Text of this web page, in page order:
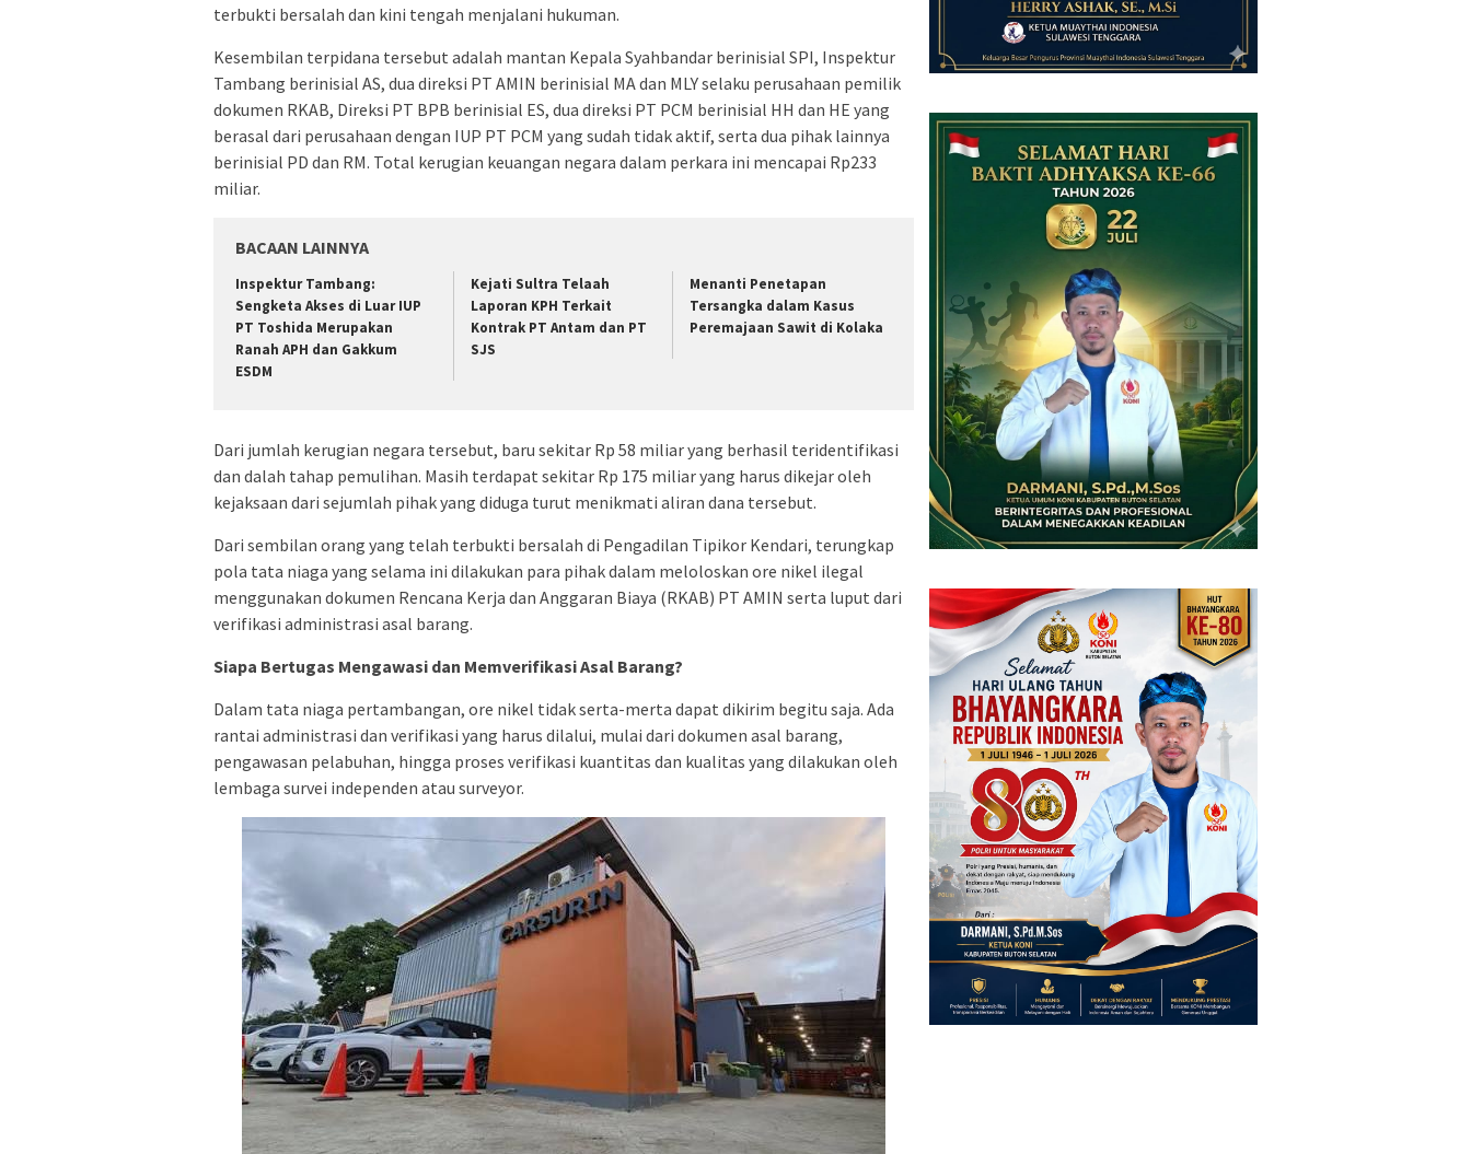
terbukti bersalah dan kini tengah menjalani hukuman.
Kesembilan terpidana tersebut adalah mantan Kepala Syahbandar berinisial SPI, Inspektur
Tambang berinisial AS, dua direksi PT AMIN berinisial MA dan MLY selaku perusahaan pemilik
dokumen RKAB, Direksi PT BPB berinisial ES, dua direksi PT PCM berinisial HH dan HE yang
berasal dari perusahaan dengan IUP PT PCM yang sudah tidak aktif, serta dua pihak lainnya
berinisial PD dan RM. Total kerugian keuangan negara dalam perkara ini mencapai Rp233
miliar.
BACAAN LAINNYA
Inspektur Tambang:
Sengketa Akses di Luar IUP
PT Toshida Merupakan
Ranah APH dan Gakkum
ESDM
Kejati Sultra Telaah
Laporan KPH Terkait
Kontrak PT Antam dan PT
SJS
Menanti Penetapan
Tersangka dalam Kasus
Peremajaan Sawit di Kolaka
Dari jumlah kerugian negara tersebut, baru sekitar Rp 58 miliar yang berhasil teridentifikasi
dan dalah tahap pemulihan. Masih terdapat sekitar Rp 175 miliar yang harus dikejar oleh
kejaksaan dari sejumlah pihak yang diduga turut menikmati aliran dana tersebut.
Dari sembilan orang yang telah terbukti bersalah di Pengadilan Tipikor Kendari, terungkap
pola tata niaga yang selama ini dilakukan para pihak dalam meloloskan ore nikel ilegal
menggunakan dokumen Rencana Kerja dan Anggaran Biaya (RKAB) PT AMIN serta luput dari
verifikasi administrasi asal barang.
Siapa Bertugas Mengawasi dan Memverifikasi Asal Barang?
Dalam tata niaga pertambangan, ore nikel tidak serta-merta dapat dikirim begitu saja. Ada
rantai administrasi dan verifikasi yang harus dilalui, mulai dari dokumen asal barang,
pengawasan pelabuhan, hingga proses verifikasi kuantitas dan kualitas yang dilakukan oleh
lembaga survei independen atau surveyor.